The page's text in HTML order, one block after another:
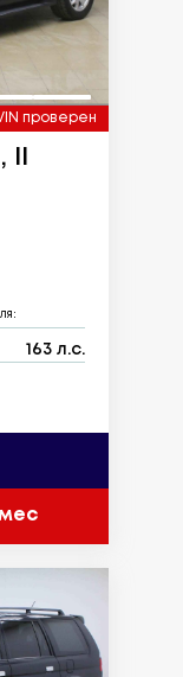
проверен
163 л.с.